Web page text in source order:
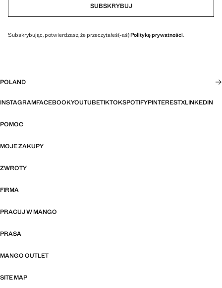
SUBSKRYBUJ
Subskrybując, potwierdzasz, że przeczytałeś(-aś)Politykę prywatności.
POLAND
INSTAGRAMFACEBOOKYOUTUBETIKTOKSPOTIFYPINTERESTXLINKEDIN
POMOC
MOJE ZAKUPY
ZWROTY
FIRMA
PRACUJ W MANGO
PRASA
MANGO OUTLET
SITE MAP